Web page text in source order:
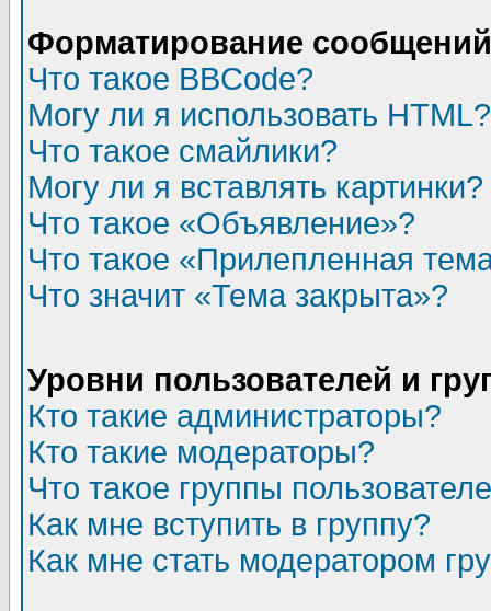
Форматирование
Что такое BBCode?
Могу ли я использовать HTML?
Что такое смайлики?
Могу ли я вставлять картинки?
Что такое «Объявление»?
Что такое «Прилепленная
Что значит «Тема закрыта»?
Уровни пользователей и
Кто такие администраторы?
Кто такие модераторы?
Что такое группы
Как мне вступить в группу?
Как мне стать модератором